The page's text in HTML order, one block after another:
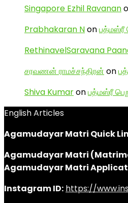
Singapore Ezhil Ravanan
Prabhakaran Nonபத்மஸ்ரீ
RethinavelSaravana
சரவணன் ராமச்சந்திரன் on
Shiva Kumaronபத்மஸ்ரீ
English Articles
Agamudayar Matri Quick
Agamudayar Matri
Agamudayar Matri
Instagram ID: https://